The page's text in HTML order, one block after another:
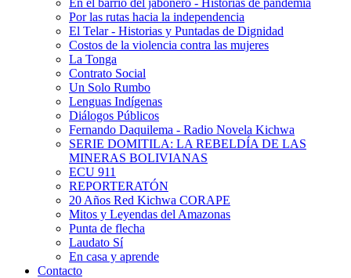
En el barrio del jabonero - Historias de pandemia
Por las rutas hacia la independencia
El Telar - Historias y Puntadas de Dignidad
Costos de la violencia contra las mujeres
La Tonga
Contrato Social
Un Solo Rumbo
Lenguas Indígenas
Diálogos Públicos
Fernando Daquilema - Radio Novela Kichwa
SERIE DOMITILA: LA REBELDÍA DE LAS
MINERAS BOLIVIANAS
ECU 911
REPORTERATÓN
20 Años Red Kichwa CORAPE
Mitos y Leyendas del Amazonas
Punta de flecha
Laudato Sí
En casa y aprende
Contacto